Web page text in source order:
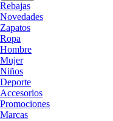
Rebajas
Novedades
Zapatos
Ropa
Hombre
Mujer
Niños
Deporte
Accesorios
Promociones
Marcas